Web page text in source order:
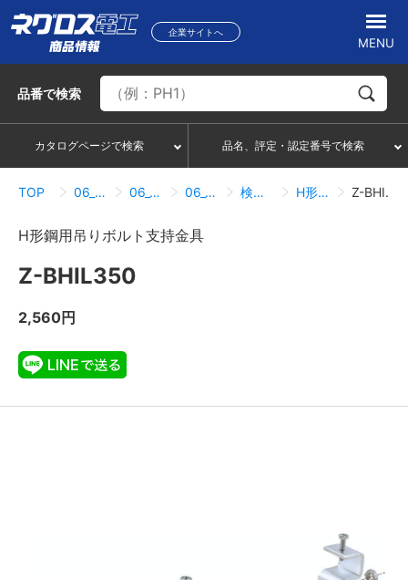
企業サイトへ
MENU
品番で検索
カタログページで検索 品名、評定・認定番号で検索
TOP 06_吊り・振れ止め部材 06_01_形鋼用吊り金具 06_01_07_BHタイプ 検索結果一覧 H形鋼用吊りボルト支持金具 Z-BHIL350
H形鋼用吊りボルト支持金具
Z-BHIL350
2,560円